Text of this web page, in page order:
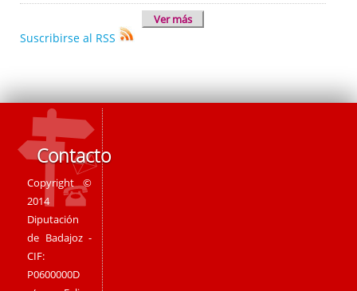
Ver más
Suscribirse al RSS
Contacto
Copyright ©
2014
Diputación
de Badajoz -
CIF:
P0600000D